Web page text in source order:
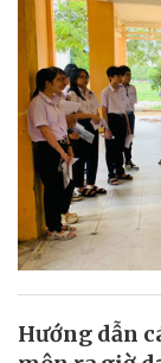
Hướng dẫn